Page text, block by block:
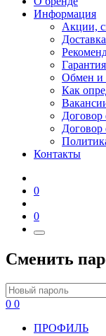
Информация
Акции,
Обмен и
Как
Договор
Договор
Контакты
0
0
Сменить
0 0
ПРОФИЛЬ